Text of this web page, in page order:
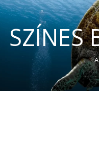
SZÍNES